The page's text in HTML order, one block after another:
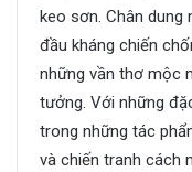
keo sơn. Chân
đầu kháng chiến
những vần thơ mộc
tưởng. Với những
trong những tác
và chiến tranh cách